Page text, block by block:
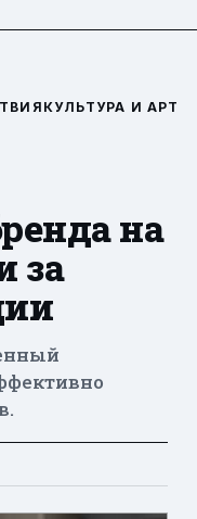
КУЛЬТУРА И АРТ
на
за